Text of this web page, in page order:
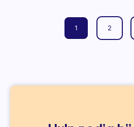
1 2